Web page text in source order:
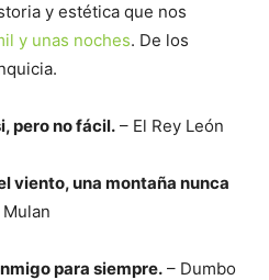
y estética que nos
y unas noches. De los
pero no fácil. – El Rey León
viento, una montaña nunca
Mulan
para siempre. – Dumbo